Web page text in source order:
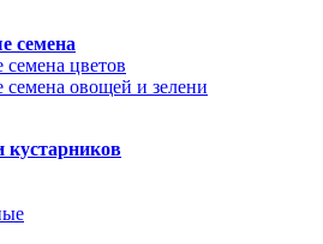
семена
цветов
овощей и зелени
кустарников